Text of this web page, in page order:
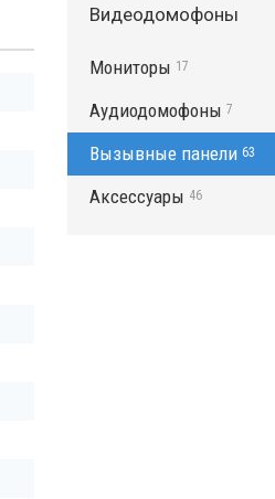
Видеодомофоны
Мониторы 17
Аудиодомофоны 7
Вызывные панели 63
Аксессуары 46